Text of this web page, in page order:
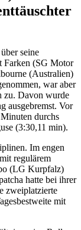
seine
Farken (SG Motor
(Australien)
war aber
zu. Davon wurde
ausgebremst. Vor
durchs
(3:30,11 min).
Im engen
regulärem
(LG Kurpfalz)
hatte bei ihrer
zweiplatzierte
mit